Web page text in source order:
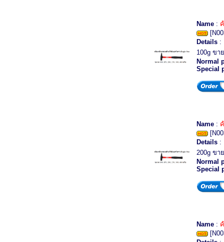
Name :
Details :
100g ขา
Normal
Special
Name :
Details :
200g ขา
Normal
Special
Name :